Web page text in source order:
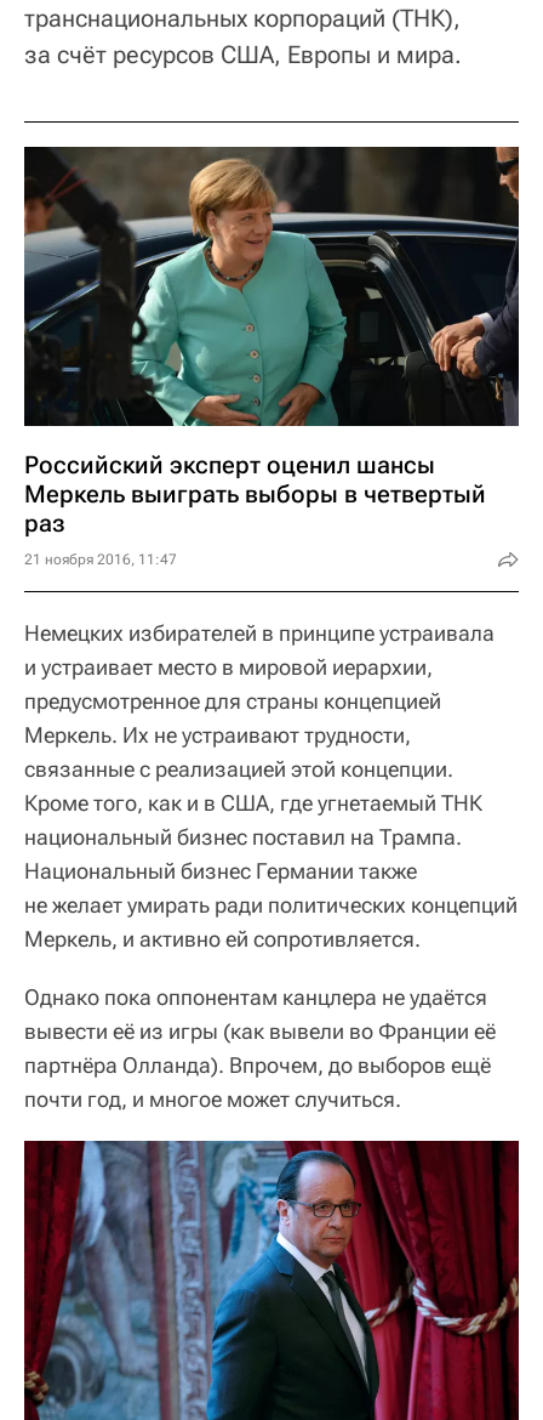
транснациональных корпораций (ТНК),
за счёт ресурсов США, Европы и мира.
Российский эксперт оценил шансы
Меркель выиграть выборы в четвертый
раз
21 ноября 2016, 11:47
Немецких избирателей в принципе устраивала
и устраивает место в мировой иерархии,
предусмотренное для страны концепцией
Меркель. Их не устраивают трудности,
связанные с реализацией этой концепции.
Кроме того, как и в США, где угнетаемый ТНК
национальный бизнес поставил на Трампа.
Национальный бизнес Германии также
не желает умирать ради политических концепций
Меркель, и активно ей сопротивляется.
Однако пока оппонентам канцлера не удаётся
вывести её из игры (как вывели во Франции её
партнёра Олланда). Впрочем, до выборов ещё
почти год, и многое может случиться.